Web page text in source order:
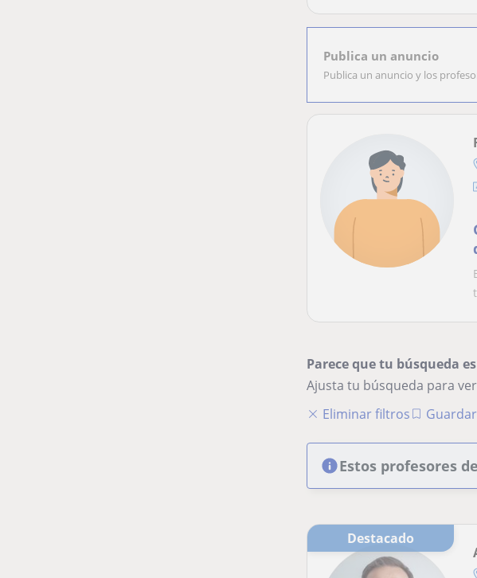
Publica un anuncio
Publica un anuncio y los
Parece que tu búsqueda
Ajusta tu búsqueda para
Eliminar filtros
Estos profesores
Destacado